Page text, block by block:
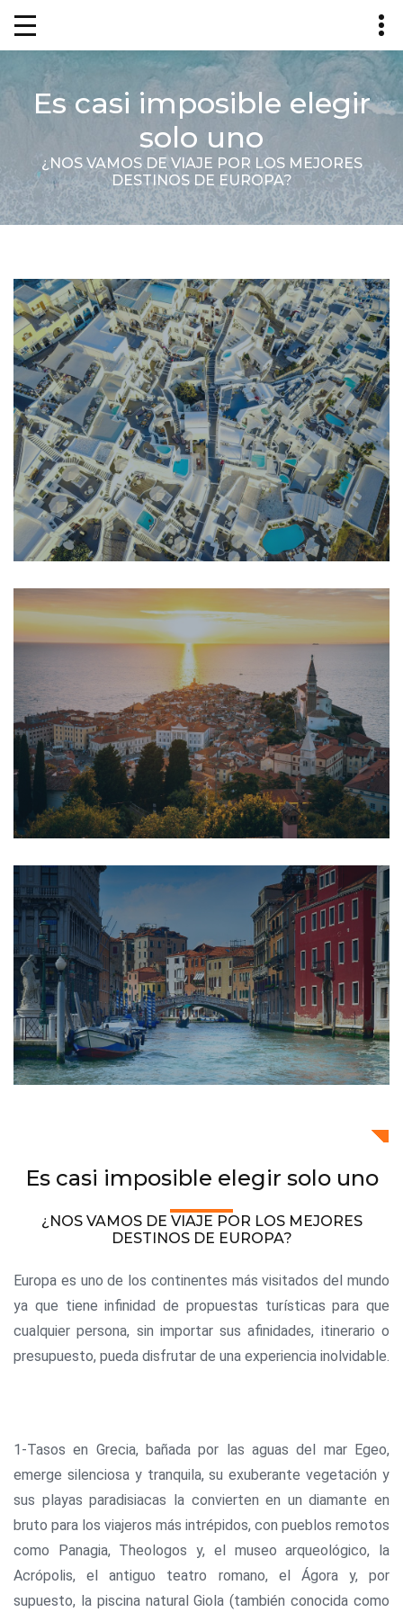
Es casi imposible elegir
solo uno
¿NOS VAMOS DE VIAJE POR LOS MEJORES
DESTINOS DE EUROPA?
Es casi imposible elegir solo uno
¿NOS VAMOS DE VIAJE POR LOS MEJORES
DESTINOS DE EUROPA?
Europa es uno de los continentes más visitados del mundo
ya que tiene infinidad de propuestas turísticas para que
cualquier persona, sin importar sus afinidades, itinerario o
presupuesto, pueda disfrutar de una experiencia inolvidable.
1-Tasos en Grecia, bañada por las aguas del mar Egeo,
emerge silenciosa y tranquila, su exuberante vegetación y
sus playas paradisiacas la convierten en un diamante en
bruto para los viajeros más intrépidos, con pueblos remotos
como Panagia, Theologos y, el museo arqueológico, la
Acrópolis, el antiguo teatro romano, el Ágora y, por
supuesto, la piscina natural Giola (también conocida como